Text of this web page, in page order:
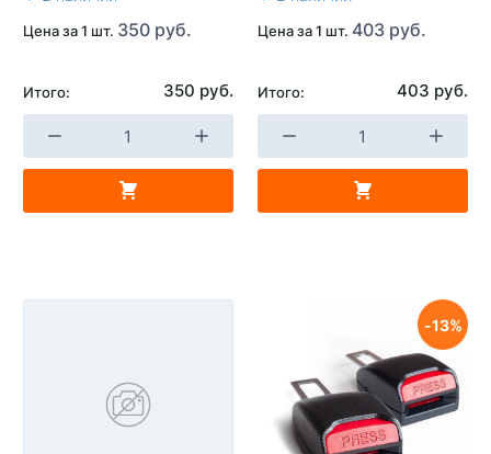
Цена за 1 шт. 350 руб.
Итого: 350 руб.
Цена за 1 шт. 403 руб.
Итого: 403 руб.
13